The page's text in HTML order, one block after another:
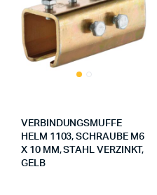
VERBINDUNGSMUFFE
HELM 1103, SCHRAUBE M6
X 10 MM, STAHL VERZINKT,
GELB